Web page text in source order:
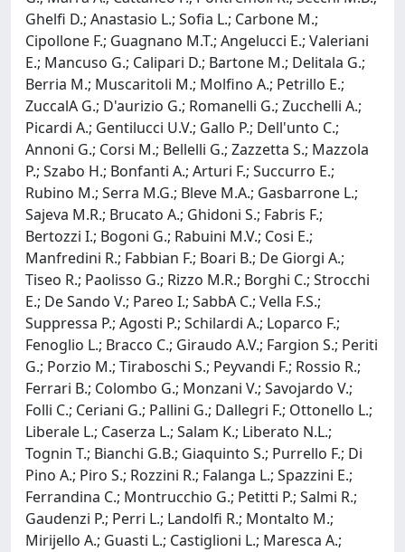
Ghelfi D.; Anastasio L.; Sofia L.; Carbone M.;
Cipollone F.; Guagnano M.T.; Angelucci E.; Valeriani
E.; Mancuso G.; Calipari D.; Bartone M.; Delitala G.;
Berria M.; Muscaritoli M.; Molfino A.; Petrillo E.;
ZuccalA G.; D'aurizio G.; Romanelli G.; Zucchelli A.;
Picardi A.; Gentilucci U.V.; Gallo P.; Dell'unto C.;
Annoni G.; Corsi M.; Bellelli G.; Zazzetta S.; Mazzola
P.; Szabo H.; Bonfanti A.; Arturi F.; Succurro E.;
Rubino M.; Serra M.G.; Bleve M.A.; Gasbarrone L.;
Sajeva M.R.; Brucato A.; Ghidoni S.; Fabris F.;
Bertozzi I.; Bogoni G.; Rabuini M.V.; Cosi E.;
Manfredini R.; Fabbian F.; Boari B.; De Giorgi A.;
Tiseo R.; Paolisso G.; Rizzo M.R.; Borghi C.; Strocchi
E.; De Sando V.; Pareo I.; SabbA C.; Vella F.S.;
Suppressa P.; Agosti P.; Schilardi A.; Loparco F.;
Fenoglio L.; Bracco C.; Giraudo A.V.; Fargion S.; Periti
G.; Porzio M.; Tiraboschi S.; Peyvandi F.; Rossio R.;
Ferrari B.; Colombo G.; Monzani V.; Savojardo V.;
Folli C.; Ceriani G.; Pallini G.; Dallegri F.; Ottonello L.;
Liberale L.; Caserza L.; Salam K.; Liberato N.L.;
Tognin T.; Bianchi G.B.; Giaquinto S.; Purrello F.; Di
Pino A.; Piro S.; Rozzini R.; Falanga L.; Spazzini E.;
Ferrandina C.; Montrucchio G.; Petitti P.; Salmi R.;
Gaudenzi P.; Perri L.; Landolfi R.; Montalto M.;
Mirijello A.; Guasti L.; Castiglioni L.; Maresca A.;